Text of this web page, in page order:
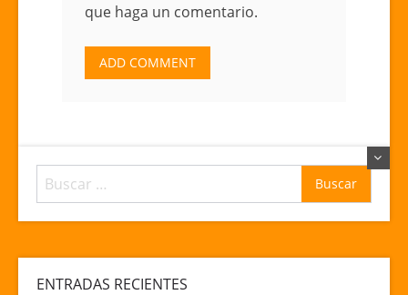
que haga un comentario.
Buscar:
ENTRADAS RECIENTES